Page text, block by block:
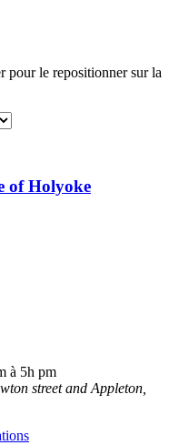
pour le repositionner sur la
of Holyoke
à 5h pm
street and Appleton,